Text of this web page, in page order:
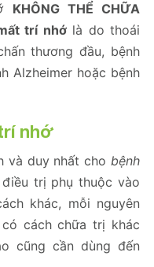
KHÔNG THỂ CHỮA
trí nhớlà do thoái
thương đầu, bệnh
Alzheimer hoặc bệnh
nhớ
và duy nhất cho bệnh
trị phụ thuộc vào
khác, mỗi nguyên
cách chữa trị khác
cũng cần dùng đến